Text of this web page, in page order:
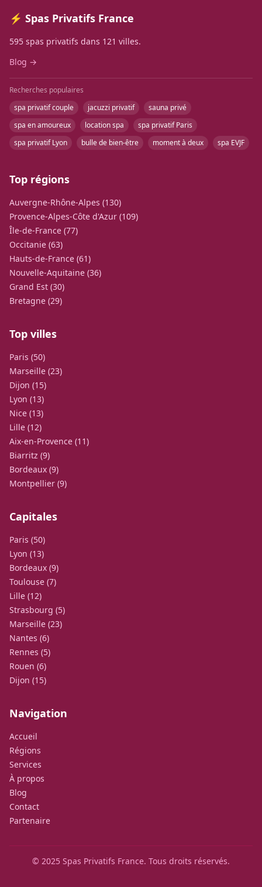
⚡ Spas Privatifs France
595 spas privatifs dans 121 villes.
Blog →
Recherches populaires
spa privatif couple
jacuzzi privatif
sauna privé
spa en amoureux
location spa
spa privatif Paris
spa privatif Lyon
bulle de bien-être moment à deux spa EVJF
Top régions
Auvergne-Rhône-Alpes (130)
Provence-Alpes-Côte d'Azur (109)
Île-de-France (77)
Occitanie (63)
Hauts-de-France (61)
Nouvelle-Aquitaine (36)
Grand Est (30)
Bretagne (29)
Top villes
Paris (50)
Marseille (23)
Dijon (15)
Lyon (13)
Nice (13)
Lille (12)
Aix-en-Provence (11)
Biarritz (9)
Bordeaux (9)
Montpellier (9)
Capitales
Paris (50)
Lyon (13)
Bordeaux (9)
Toulouse (7)
Lille (12)
Strasbourg (5)
Marseille (23)
Nantes (6)
Rennes (5)
Rouen (6)
Dijon (15)
Navigation
Accueil
Régions
Services
À propos
Blog
Contact
Partenaire
© 2025 Spas Privatifs France. Tous droits réservés.